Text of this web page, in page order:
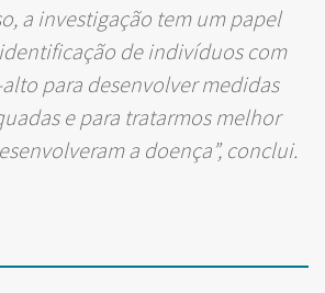
a investigação tem um papel
de indivíduos com
alto para desenvolver medidas
e para tratarmos melhor
a doença”, conclui.